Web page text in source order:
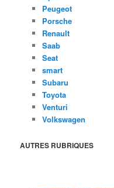
Peugeot
Porsche
Renault
Saab
Seat
smart
Subaru
Toyota
Venturi
Volkswagen
AUTRES RUBRIQUES